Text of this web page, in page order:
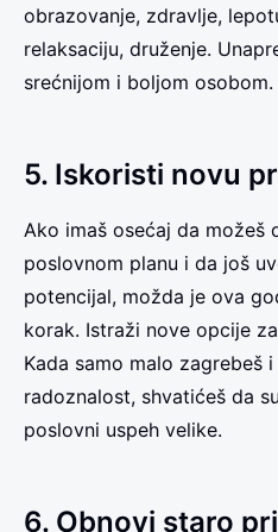
obrazovanje, zdravlje,
relaksaciju, druženje.
srećnijom i boljom osobom.
5. Iskoristi novu
Ako imaš osećaj da možeš
poslovnom planu i da još
potencijal, možda je ova
korak. Istraži nove opcije
Kada samo malo zagrebeš
radoznalost, shvatićeš da
poslovni uspeh velike.
6. Obnovi staro